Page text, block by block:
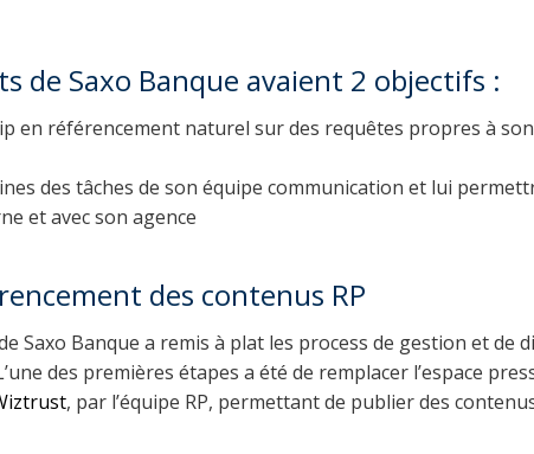
de Saxo Banque avaient 2 objectifs :
en référencement naturel sur des requêtes propres à
des tâches de son équipe communication et lui
et avec son agence
des contenus RP
Saxo Banque a remis à plat les process de gestion et de
des premières étapes a été de remplacer l’espace
, par l’équipe RP, permettant de publier des